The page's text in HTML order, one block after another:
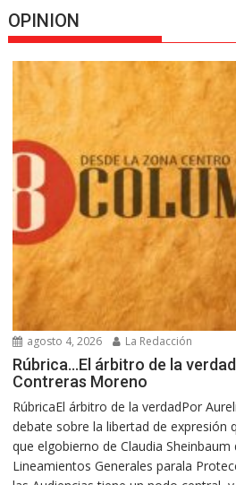
OPINION
agosto 4, 2026 La Redacción
Rúbrica…El árbitro de la
Contreras Moreno
RúbricaEl árbitro de la verdadPor
debate sobre la libertad de expresión
que elgobierno de Claudia
Lineamientos Generales parala